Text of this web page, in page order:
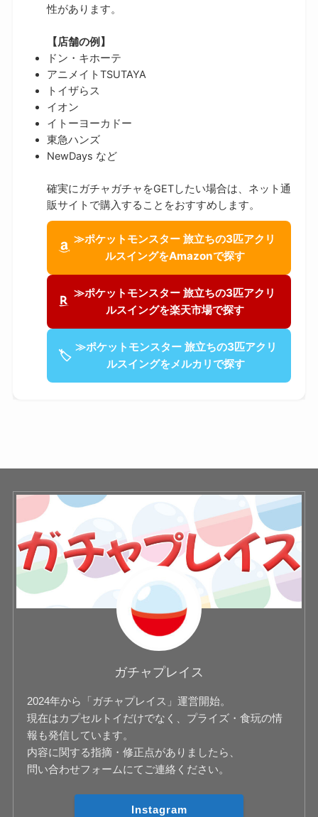
性があります。
【店舗の例】
ドン・キホーテ
アニメイトTSUTAYA
トイザらス
イオン
イトーヨーカドー
東急ハンズ
NewDays など
確実にガチャガチャをGETしたい場合は、ネット通
販サイトで購入することをおすすめします。
≫ポケットモンスター 旅立ちの3匹アクリ
ルスイングをAmazonで探す
≫ポケットモンスター 旅立ちの3匹アクリ
ルスイングを楽天市場で探す
🏷
≫ポケットモンスター 旅立ちの3匹アクリ
ルスイングをメルカリで探す
ガチャプレイス
2024年から「ガチャプレイス」運営開始。
現在はカプセルトイだけでなく、プライズ・食玩の情
報も発信しています。
内容に関する指摘・修正点がありましたら、
問い合わせフォームにてご連絡ください。
Instagram